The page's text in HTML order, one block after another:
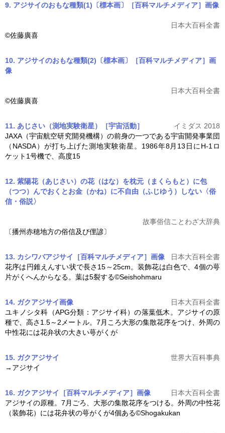
9. アジサイのおもな種類(1)〔標本画〕［百科マルチメディア］ 画像
日本大百科全書
©佐藤廣喜
10. アジサイのおもな種類(2)〔標本画〕［百科マルチメディア］ 画
像
日本大百科全書
©佐藤廣喜
11. あじさい（測地実験衛星）［宇宙活動］
イミダス 2018
JAXA（宇宙航空研究開発機構）の前身の一つである宇宙開発事業団
（NASDA）が打ち上げた測地実験衛星。1986年8月13日にH-1ロ
ケット1号機で、高度15
12. 紫陽花（あじさい）の花（はな）を枕元（まくらもと）に包
（つつ）んでおくとお金（かね）に不自由（ふじゆう）しない〈俗
信・俗説〉
故事俗信ことわざ大辞典
〔播州赤穂地方の俗信及び俚諺〕
13. カシワバアジサイ［百科マルチメディア］ 画像
日本大百科全書
花序は円錐えんすい状で長さ15～25cm。装飾花は白色で、4個の萼
片がくへんからなる。葉は5裂する©Seishohmaru
14. ガクアジサイ画像
日本大百科全書
ユキノシタ科（APG分類： アジサイ科）の落葉低木。 アジサイの原
種で、高さ1.5～2メートル。7月ころ大形の集散花序をつけ、外周の
中性花には花弁状の大きい萼がくが
15. ガクアジサイ
世界大百科事典
→ アジサイ
16. ガクアジサイ［百科マルチメディア］ 画像
日本大百科全書
アジサイの原種。7月ごろ、大形の集散花序をつける。外周の中性花
（装飾花）には花弁状の萼がくが4個ある©Shogakukan